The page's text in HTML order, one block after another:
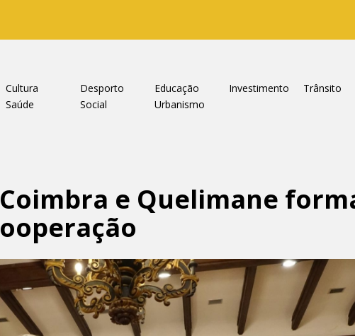
Cultura Desporto Educação Investimento
Trânsito
Saúde Social Urbanismo
e Quelimane